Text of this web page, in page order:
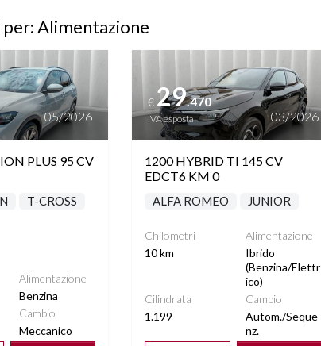
Alimentazione
05/2026
PLUS 95 CV
T-CROSS
Alimentazione
Benzina
Cambio
Meccanico
€29.470
IVA esposta 03/2026
1200 HYBRID TI 145 CV
EDCT6 KM 0
ALFA ROMEO JUNIOR
Chilometri
10 km
Alimentazione
Ibrido
(Benzina/Elettr
ico)
Cilindrata
1.199
Cambio
Autom./Seque
nz.